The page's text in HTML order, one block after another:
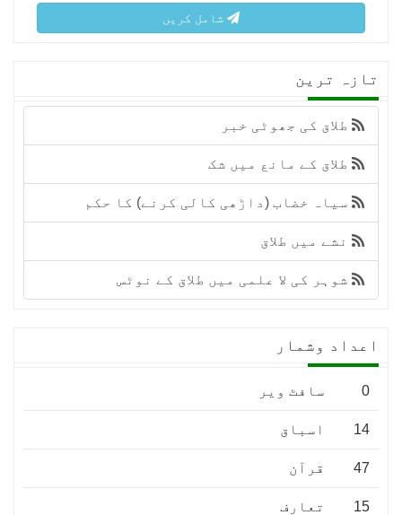
شامل کریں
تازہ ترین
طلاق کی جھوٹی خبر
طلاق کے مانع میں شک
سیاہ خضاب (داڑھی کالی کرنے) کا حکم
نشے میں طلاق
شوہر کی لا علمی میں طلاق کے نوٹس
اعداد وشمار
0 سافٹ ویر
14 اسباق
47 قرآن
15 تعارف